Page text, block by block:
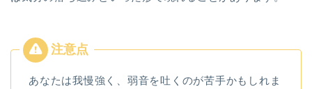
あなたは我慢強く、弱音を吐くのが苦手かもしれま